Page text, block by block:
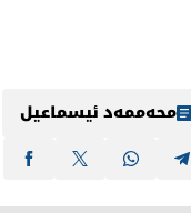
محەممەد ئیسماعیل